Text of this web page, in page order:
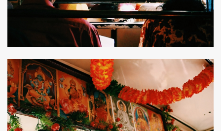
SHARE TWEET LINE EMAIL